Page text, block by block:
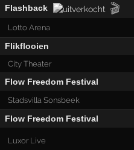
Flashback 🎬
Lotto Arena
Flikflooien
City Theater
Flow Freedom Festival
Stadsvilla Sonsbeek
Flow Freedom Festival
Luxor Live